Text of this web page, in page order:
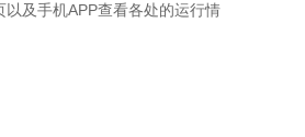
及手机APP查看各处的运行情